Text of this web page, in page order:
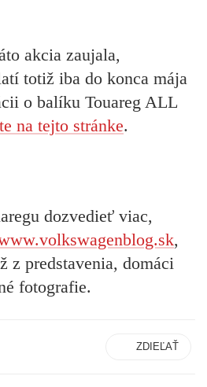
akcia zaujala,
totiž iba do konca mája
o balíku Touareg ALL
na tejto stránke.
dozvedieť viac,
,
z predstavenia, domáci
fotografie.
ZDIEĽAŤ